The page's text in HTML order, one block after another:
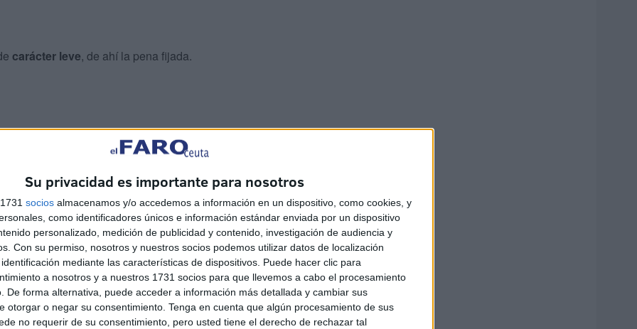
Su privacidad es importante para nosotros
socios almacenamos y/o accedemos a información en un dispositivo, como cookies, y
como identificadores únicos e información estándar enviada por un dispositivo
personalizado, medición de publicidad y contenido, investigación de audiencia y
Con su permiso, nosotros y nuestros socios podemos utilizar datos de localización
mediante las características de dispositivos. Puede hacer clic para
a nosotros y a nuestros 1731 socios para que llevemos a cabo el procesamiento
De forma alternativa, puede acceder a información más detallada y cambiar sus
otorgar o negar su consentimiento. Tenga en cuenta que algún procesamiento de sus
no requerir de su consentimiento, pero usted tiene el derecho de rechazar tal
carácter leve, de ahí la pena fijada.
entre dos personas. Después de la misma, uno
su coche tras
atropellar al otro implicado
la huida del lugar. Hasta la zona acudieron distintas
a la detención del conductor, justo en el
su vehículo.